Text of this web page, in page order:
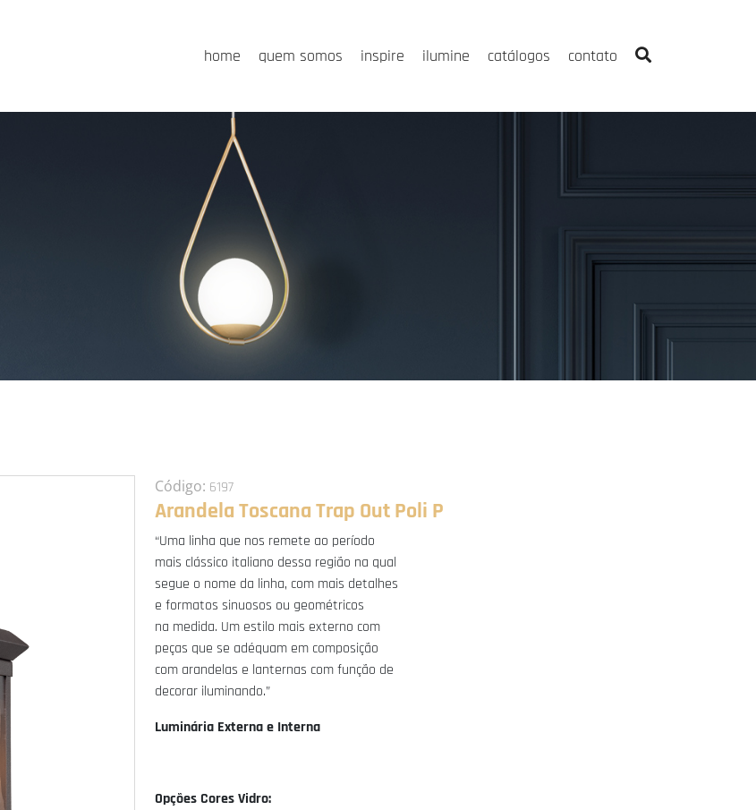
home quem somos inspire ilumine catálogos contato
Código: 6197
Arandela Toscana Trap Out Poli P
“Uma linha que nos remete ao período
mais clássico italiano dessa região na qual
segue o nome da linha, com mais detalhes
e formatos sinuosos ou geométricos
na medida. Um estilo mais externo com
peças que se adéquam em composição
com arandelas e lanternas com função de
decorar iluminando.”
Luminária Externa e Interna
Opções Cores Vidro: